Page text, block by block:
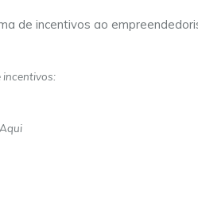
de incentivos ao
incentivos: